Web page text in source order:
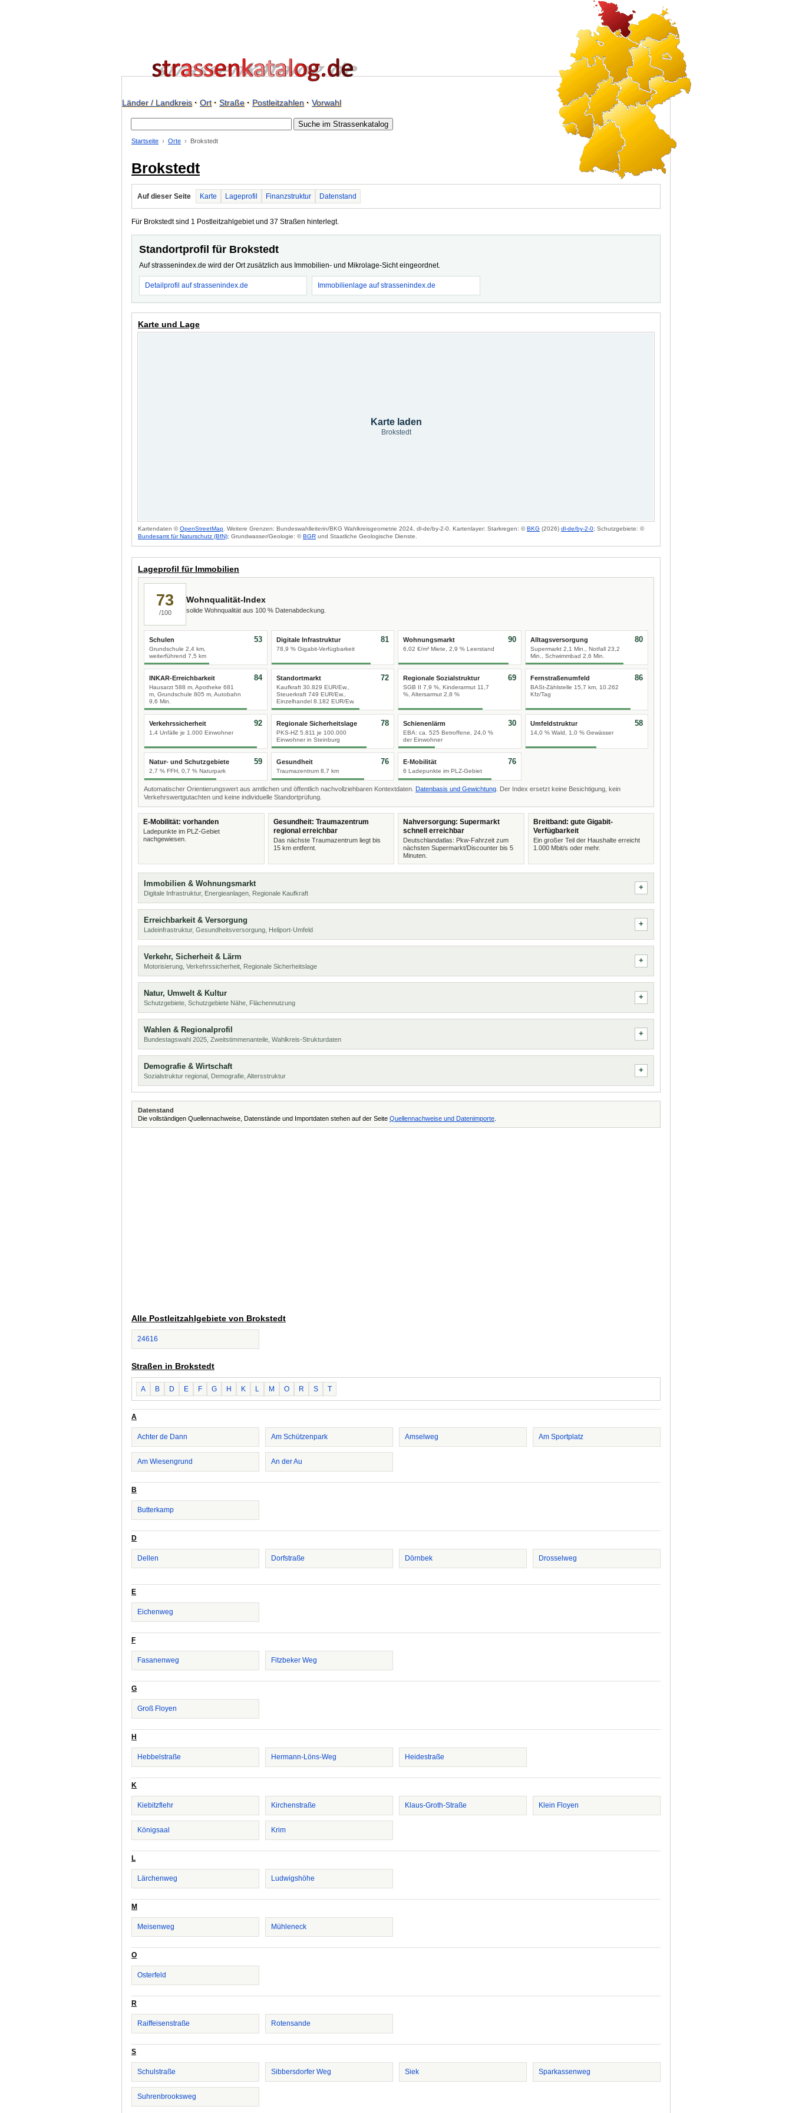
Länder / Landkreis· Ort· Straße· Postleitzahlen· Vorwahl
Startseite Orte Brokstedt
Brokstedt
Auf dieser Seite Karte Lageprofil Finanzstruktur Datenstand
Für Brokstedt sind 1 Postleitzahlgebiet und 37 Straßen hinterlegt.
Standortprofil für Brokstedt
Auf strassenindex.de wird der Ort zusätzlich aus Immobilien- und Mikrolage-Sicht eingeordnet.
Detailprofil auf strassenindex.de Immobilienlage auf strassenindex.de
Karte und Lage
Karte laden
Brokstedt
Kartendaten ©OpenStreetMap . Weitere Grenzen: Bundeswahlleiterin/BKG Wahlkreisgeometrie 2024, dl-de/by-2-0. Kartenlayer: Starkregen: ©BKG (2026) dl-de/by-2-0; Schutzgebiete: ©
Bundesamt für Naturschutz (BfN); Grundwasser/Geologie: ©BGR und Staatliche Geologische Dienste.
Lageprofil für Immobilien
73
/100
Wohnqualität-Index
solide Wohnqualität aus 100 % Datenabdeckung.
Schulen
Grundschule 2,4 km,
weiterführend 7,5 km
53 Digitale Infrastruktur
78,9 % Gigabit-Verfügbarkeit
81 Wohnungsmarkt
6,02 €/m² Miete, 2,9 % Leerstand
90 Alltagsversorgung
Supermarkt 2,1 Min., Notfall 23,2
Min., Schwimmbad 2,6 Min.
80
INKAR-Erreichbarkeit
Hausarzt 588 m, Apotheke 681
m, Grundschule 805 m, Autobahn
9,6 Min.
84 Standortmarkt
Kaufkraft 30.829 EUR/Ew.,
Steuerkraft 749 EUR/Ew.,
Einzelhandel 8.182 EUR/Ew.
72 Regionale Sozialstruktur
SGB II 7,9 %, Kinderarmut 11,7
%, Altersarmut 2,8 %
69 Fernstraßenumfeld
BASt-Zählstelle 15,7 km, 10.262
Kfz/Tag
86
Verkehrssicherheit
1,4 Unfälle je 1.000 Einwohner
92 Regionale Sicherheitslage
PKS-HZ 5.811 je 100.000
Einwohner in Steinburg
78 Schienenlärm
EBA: ca. 525 Betroffene, 24,0 %
der Einwohner
30 Umfeldstruktur
14,0 % Wald, 1,0 % Gewässer
58
Natur- und Schutzgebiete
2,7 % FFH, 0,7 % Naturpark
59 Gesundheit
Traumazentrum 8,7 km
76 E-Mobilität
6 Ladepunkte im PLZ-Gebiet
76
Automatischer Orientierungswert aus amtlichen und öffentlich nachvollziehbaren Kontextdaten. Datenbasis und Gewichtung . Der Index ersetzt keine Besichtigung, kein
Verkehrswertgutachten und keine individuelle Standortprüfung.
E-Mobilität: vorhanden
Ladepunkte im PLZ-Gebiet
nachgewiesen.
Gesundheit: Traumazentrum
regional erreichbar
Das nächste Traumazentrum liegt bis
15 km entfernt.
Nahversorgung: Supermarkt
schnell erreichbar
Deutschlandatlas: Pkw-Fahrzeit zum
nächsten Supermarkt/Discounter bis 5
Minuten.
Breitband: gute Gigabit-
Verfügbarkeit
Ein großer Teil der Haushalte erreicht
1.000 Mbit/s oder mehr.
Immobilien & Wohnungsmarkt
Digitale Infrastruktur, Energieanlagen, Regionale Kaufkraft
Erreichbarkeit & Versorgung
Ladeinfrastruktur, Gesundheitsversorgung, Heliport-Umfeld
Verkehr, Sicherheit & Lärm
Motorisierung, Verkehrssicherheit, Regionale Sicherheitslage
Natur, Umwelt & Kultur
Schutzgebiete, Schutzgebiete Nähe, Flächennutzung
Wahlen & Regionalprofil
Bundestagswahl 2025, Zweitstimmenanteile, Wahlkreis-Strukturdaten
Demografie & Wirtschaft
Sozialstruktur regional, Demografie, Altersstruktur
Datenstand
Die vollständigen Quellennachweise, Datenstände und Importdaten stehen auf der Seite Quellennachweise und Datenimporte
Alle Postleitzahlgebiete von Brokstedt
24616
Straßen in Brokstedt
A B D E F G H K L M O R S T
A
Achter de Dann Am Schützenpark Amselweg Am Sportplatz
Am Wiesengrund An der Au
B
Butterkamp
D
Dellen Dorfstraße Dörnbek Drosselweg
E
Eichenweg
F
Fasanenweg Fitzbeker Weg
G
Groß Floyen
H
Hebbelstraße Hermann-Löns-Weg Heidestraße
K
Kiebitzflehr Kirchenstraße Klaus-Groth-Straße Klein Floyen
Königsaal Krim
L
Lärchenweg Ludwigshöhe
M
Meisenweg Mühleneck
O
Osterfeld
R
Raiffeisenstraße Rotensande
S
Schulstraße Sibbersdorfer Weg Siek Sparkassenweg
Suhrenbrooksweg